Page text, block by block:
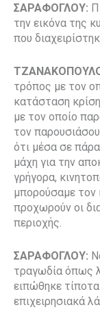
ΣΑΡΑΦΟΓΛΟΥ:
την εικόνα της
που
τρόπος με τον
κατάσταση
με τον οποίο
τον
ότι μέσα σε
μάχη για την
γρήγορα,
μπορούσαμε τον
προχωρούν οι
περιοχής.
ΣΑΡΑΦΟΓΛΟΥ:
τραγωδία όπως
ειπώθηκε
επιχειρησιακά